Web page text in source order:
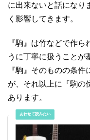
に出来ないと話になり
く影響してきます。
『駒』は竹などで作
うに丁寧に扱うことが
『駒』そのものの条
が、それ以上に『駒の
あります。